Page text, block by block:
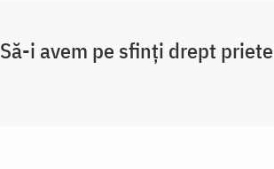
Să-i avem pe sfinți drept